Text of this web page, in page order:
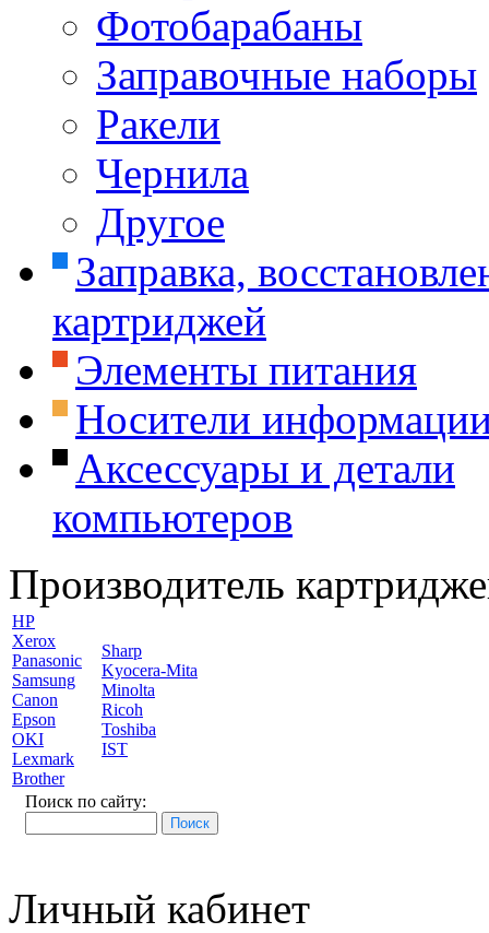
Фотобарабаны
Заправочные наборы
Ракели
Чернила
Другое
Заправка,
картриджей
Элементы питания
Носители
Аксессуары и детали
компьютеров
Производитель
HP
Xerox
Panasonic
Samsung
Canon
Epson
OKI
Lexmark
Brother
Sharp
Kyocera-Mita
Minolta
Ricoh
Toshiba
IST
Поиск по сайту:
Личный кабинет